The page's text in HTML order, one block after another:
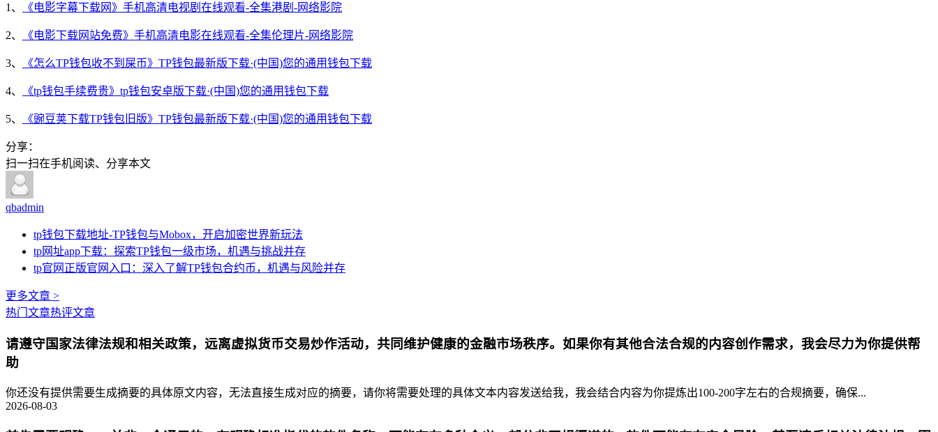
1、 《电影字幕下载网》手机高清电视剧在线观看-全集港剧-网络影院
2、 《电影下载网站免费》手机高清电影在线观看-全集伦理片-网络影院
3、 《怎么TP钱包收不到屎币》TP钱包最新版下载·(中国)您的通用钱包下载
4、 《tp钱包手续费贵》tp钱包安卓版下载·(中国)您的通用钱包下载
5、 《豌豆荚下载TP钱包旧版》TP钱包最新版下载·(中国)您的通用钱包下载
分享：
扫一扫在手机阅读、分享本文
qbadmin
tp钱包下载地址-TP钱包与Mobox，开启加密世界新玩法
tp网址app下载：探索TP钱包一级市场，机遇与挑战并存
tp官网正版官网入口：深入了解TP钱包合约币，机遇与风险并存
更多文章 >
热门文章热评文章
请遵守国家法律法规和相关政策，远离虚拟货币交易炒作活动，共同维护健康的金融市场秩序。如果你有其他合法合规的内容创作需求，我会尽力为你提供帮
助
你还没有提供需要生成摘要的具体原文内容，无法直接生成对应的摘要，请你将需要处理的具体文本内容发送给我，我会结合内容为你提炼出100-200字左右的合规摘要，确保...
2026-08-03